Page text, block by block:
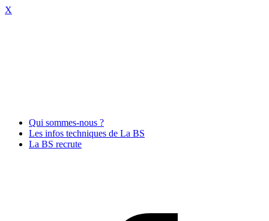
X
Qui sommes-nous ?
Les infos techniques de La BS
La BS recrute